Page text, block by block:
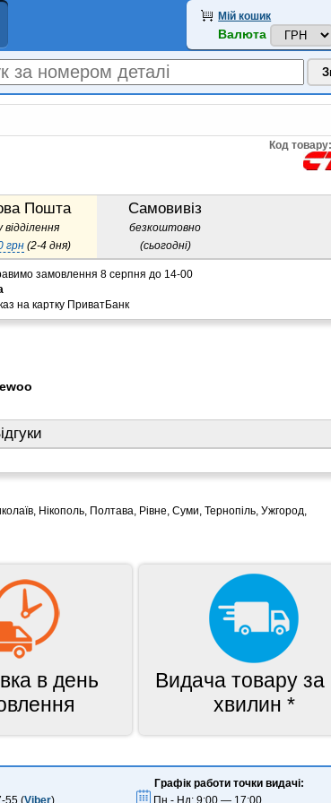
Мій кошик
Валюта
Код товару:
Пошта
відділення
~70 грн (2-4 дня)
Самовивіз
безкоштовно
(сьогодні)
замовлення 8 серпня до 14-00
на картку ПриватБанк
Нікополь, Полтава, Рівне, Суми, Тернопіль, Ужгород,
в день
Видача товару за
хвилин *
55 (Viber)
Графік работи точки видачі:
Пн - Нд: 9:00 — 17:00